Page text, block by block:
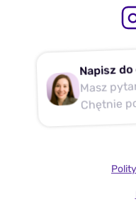
Napisz
Masz
Chętnie